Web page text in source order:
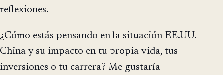
reflexiones.
¿Cómo estás pensando en la situación EE.UU.-
China y su impacto en tu propia vida, tus
inversiones o tu carrera? Me gustaría